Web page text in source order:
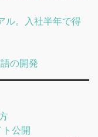
ル。入社半年で得
の開発
公開